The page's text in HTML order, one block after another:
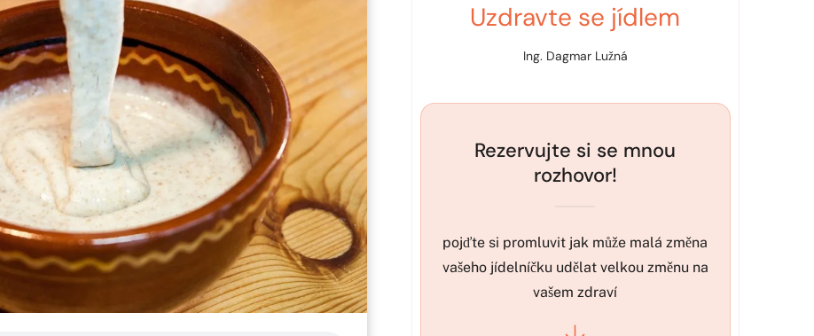
Uzdravte se jídlem
Ing. Dagmar Lužná
Rezervujte si se mnou
rozhovor!
pojďte si promluvit jak může malá změna
vašeho jídelníčku udělat velkou změnu na
vašem zdraví